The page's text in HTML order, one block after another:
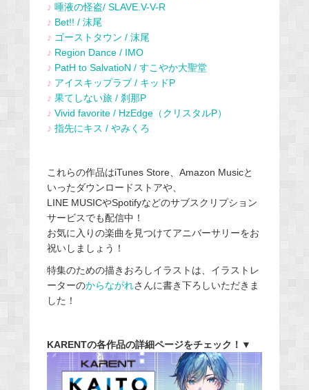
♪ 唾液の怪盗/ SLAVE.V-V-R
♪ Bet!! / 沫尾
♪ ゴーストタウン / 沫尾
♪ Region Dance / IMO
♪ PatH to SalvatioN / すこやか大聖堂
♪ アイスキップラブ / キッドP
♪ 果てしない旅 / 刹那P
♪ Vivid favorite / HzEdge（クリスタルP）
♪ 指先にキス / やみくろ
これらの作品はiTunes Store、Amazon Musicと
いったダウンロードストアや、
LINE MUSICやSpotifyなどのサブスクリプション
サービスでも配信中！
お気に入りの楽曲を見つけてアニバーサリーをお
祝いしましょう！
特集のための描きおろしイラストは、イラストレ
ーターのからながれさんに書き下ろしいただきま
した！
KARENTの各作品の詳細ページをチェック！▼